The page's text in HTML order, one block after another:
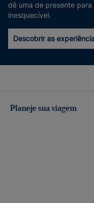
dê uma de presente
inesquecível.
Descobrir as
Planeje sua viagem